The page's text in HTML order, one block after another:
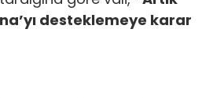
desteklemeye karar